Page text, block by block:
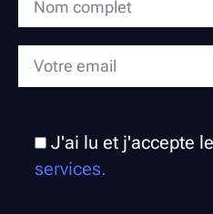
J'ai lu et j'accepte
services.